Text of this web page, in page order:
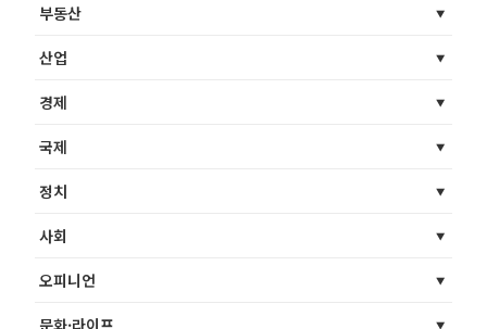
부동산
산업
경제
국제
정치
사회
오피니언
문화·라이프